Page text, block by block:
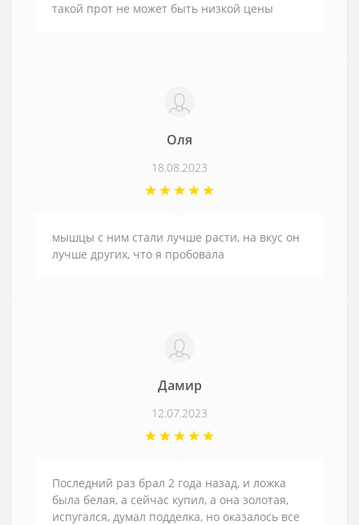
такой прот не может быть низкой цены
Оля
18.08.2023
мышцы с ним стали лучше расти, на вкус он
лучше других, что я пробовала
Дамир
12.07.2023
Последний раз брал 2 года назад, и ложка
была белая, а сейчас купил, а она золотая,
испугался, думал подделка, но оказалось все